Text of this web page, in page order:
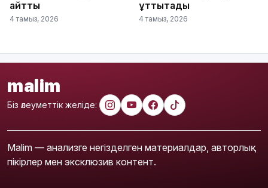
айтты
4 тамыз, 2026
құттықтады
4 тамыз, 2026
malim
Біз әлеуметтік желіде:
Malim — анализге негізделген материалдар, авторлық
пікірлер мен эксклюзив контент.